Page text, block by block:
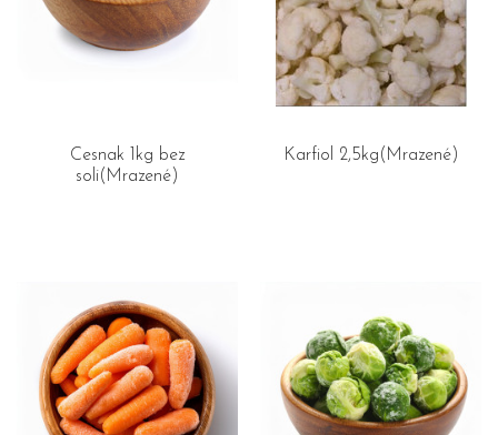
Cesnak 1kg bez
soli(Mrazené)
Karfiol 2,5kg(Mrazené)